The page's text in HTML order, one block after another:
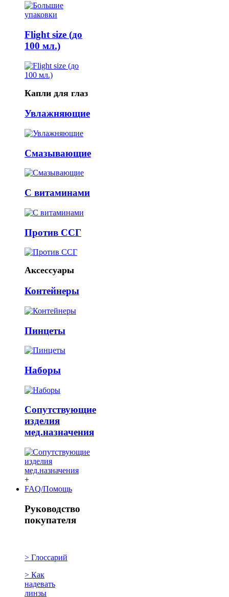
Flight size (до
100 мл.)
Капли для глаз
Увлажняющие
Смазывающие
С витаминами
Против ССГ
Аксессуары
Контейнеры
Пинцеты
Наборы
Сопутствующие
изделия
мед.назначения
+
FAQ/Помощь
Руководство
покупателя
> Глоссарий
> Как
надевать
линзы